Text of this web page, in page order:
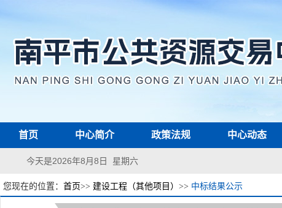
首页 中心简介 政策法规 中心动态
今天是2026年8月8日 星期六
您现在的位置： 首页>> 建设工程（其他项目） >> 中标结果公示